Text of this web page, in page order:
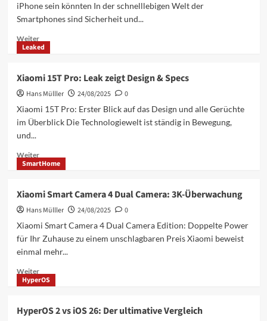
Trip
–
&
Reichweite
iPhone sein könnten In der schnelllebigen Welt der
Smartphones sind Sicherheit und...
WeiterMehr
Informationen
vs.
iPhone:
Android
macht
Leaked
Xiaomi 15T Pro: Leak zeigt Design & Specs
Hans Mülller 24/08/2025
0
Xiaomi 15T Pro: Erster Blick auf das Design und alle Gerüchte
im Überblick Die Technologiewelt ist ständig in Bewegung,
und...
WeiterMehr
Informationen
15T
Pro:
Leak
Design
&
SmartHome
Xiaomi Smart Camera 4 Dual Camera: 3K-Überwachung
Hans Mülller 24/08/2025
0
Xiaomi Smart Camera 4 Dual Camera Edition: Doppelte Power
für Ihr Zuhause zu einem unschlagbaren Preis Xiaomi beweist
einmal mehr...
WeiterMehr
Informationen
Smart
HyperOS
HyperOS 2 vs iOS 26: Der ultimative Vergleich